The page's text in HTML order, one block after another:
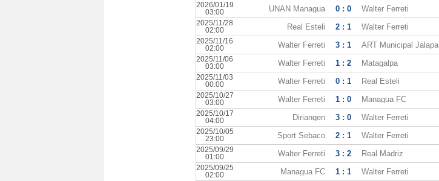
2026/01/19
03:00
UNAN Managua 0 : 0 Walter Ferreti
2025/11/28
02:00
Real Esteli 2 : 1 Walter Ferreti
2025/11/16
02:00
Walter Ferreti 3 : 1 ART Municipal Jalapa
2025/11/06
03:00
Walter Ferreti 1 : 2 Matagalpa
2025/11/03
00:00
Walter Ferreti 0 : 1 Real Esteli
2025/10/27
03:00
Walter Ferreti 1 : 0 Managua FC
2025/10/17
04:00
Diriangen 3 : 0 Walter Ferreti
2025/10/05
23:00
Sport Sebaco 2 : 1 Walter Ferreti
2025/09/29
01:00
Walter Ferreti 3 : 2 Real Madriz
2025/09/25
02:00
Managua FC 1 : 1 Walter Ferreti